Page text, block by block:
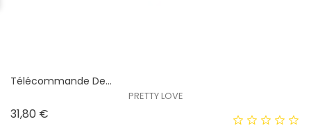
Télécommande De...
PRETTY LOVE
31,80 €